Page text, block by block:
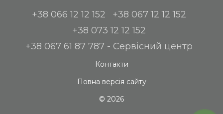
+38 066 12 12 152
+38 067 12 12 152
+38 073 12 12 152
+38 067 61 87 787 - Сервісний центр
Контакти
Повна версія сайту
© 2026